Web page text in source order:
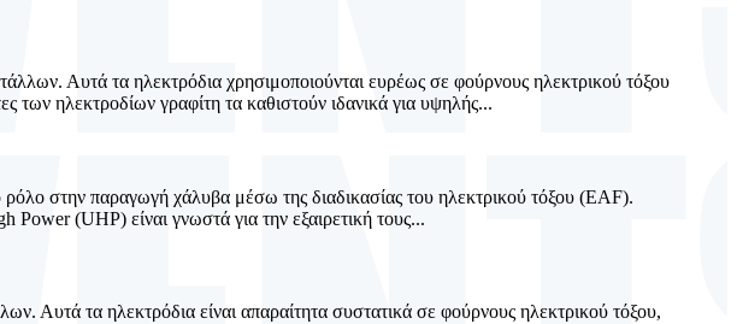
Αυτά τα ηλεκτρόδια χρησιμοποιούνται ευρέως σε φούρνους ηλεκτρικού τόξου
των ηλεκτροδίων γραφίτη τα καθιστούν ιδανικά για υψηλής...
ρόλο στην παραγωγή χάλυβα μέσω της διαδικασίας του ηλεκτρικού τόξου (EAF).
(UHP) είναι γνωστά για την εξαιρετική τους...
Αυτά τα ηλεκτρόδια είναι απαραίτητα συστατικά σε φούρνους ηλεκτρικού τόξου,